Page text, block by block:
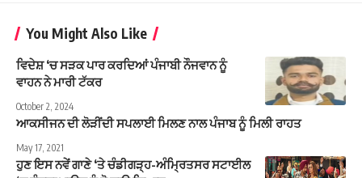
You Might Also Like
ਵਿਦੇਸ਼ ‘ਚ ਸੜਕ ਪਾਰ ਕਰਦਿਆਂ ਪੰਜਾਬੀ ਨੌਜਵਾਨ ਨੂੰ
ਵਾਹਨ ਨੇ ਮਾਰੀ ਟੱਕਰ
October 2, 2024
ਆਕਸੀਜਨ ਦੀ ਲੋੜੀਂਦੀ ਸਪਲਾਈ ਮਿਲਣ ਨਾਲ ਪੰਜਾਬ ਨੂੰ ਮਿਲੀ ਰਾਹਤ
May 17, 2021
ਹੁਣ ਇਸ ਨਵੇਂ ਗਾਣੇ ‘ਤੇ ਚੰਡੀਗੜ੍ਹ-ਅੰਮ੍ਰਿਤਸਰ ਸਟਾਈਲ